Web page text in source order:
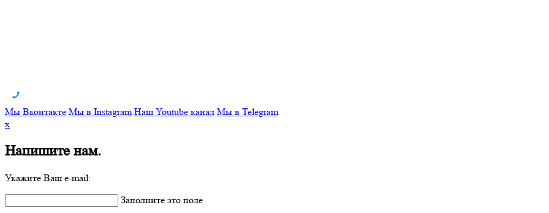
Мы Вконтакте Мы в Instagram Наш Youtube канал Мы в Telegram
x
Напишите нам.
Укажите Ваш e-mail:
Заполните это поле